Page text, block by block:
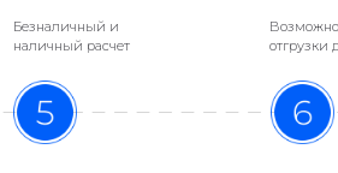
Безналичный и
наличный расчет
отгрузки
Философия ИНРЕС - каждый должен